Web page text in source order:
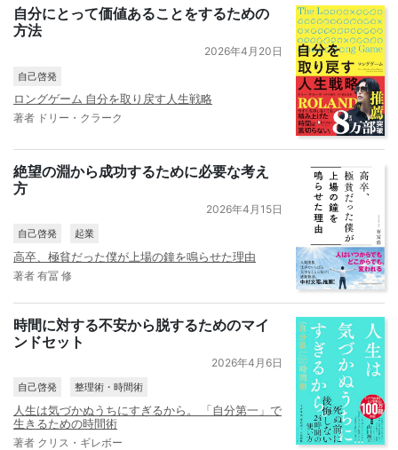
自分にとって価値あることをするための
方法
2026年4月20日
自己啓発
ロングゲーム 自分を取り戻す人生戦略
著者 ドリー・クラーク
絶望の淵から成功するために必要な考え
方
2026年4月15日
自己啓発 起業
高卒、極貧だった僕が上場の鐘を鳴らせた理由
著者 有冨 修
時間に対する不安から脱するためのマイ
ンドセット
2026年4月6日
自己啓発 整理術・時間術
人生は気づかぬうちにすぎるから。 「自分第一」で
生きるための時間術
著者 クリス・ギレボー